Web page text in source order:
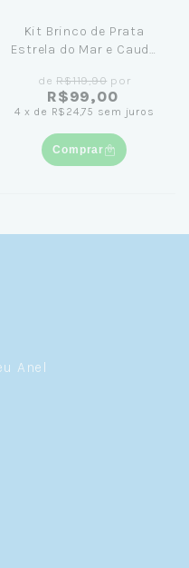
Kit Brinco de Prata
Estrela do Mar e Cauda
deR$119,90 por
R$99,00
4 x de R$24,75 sem juros
Comprar
Anel